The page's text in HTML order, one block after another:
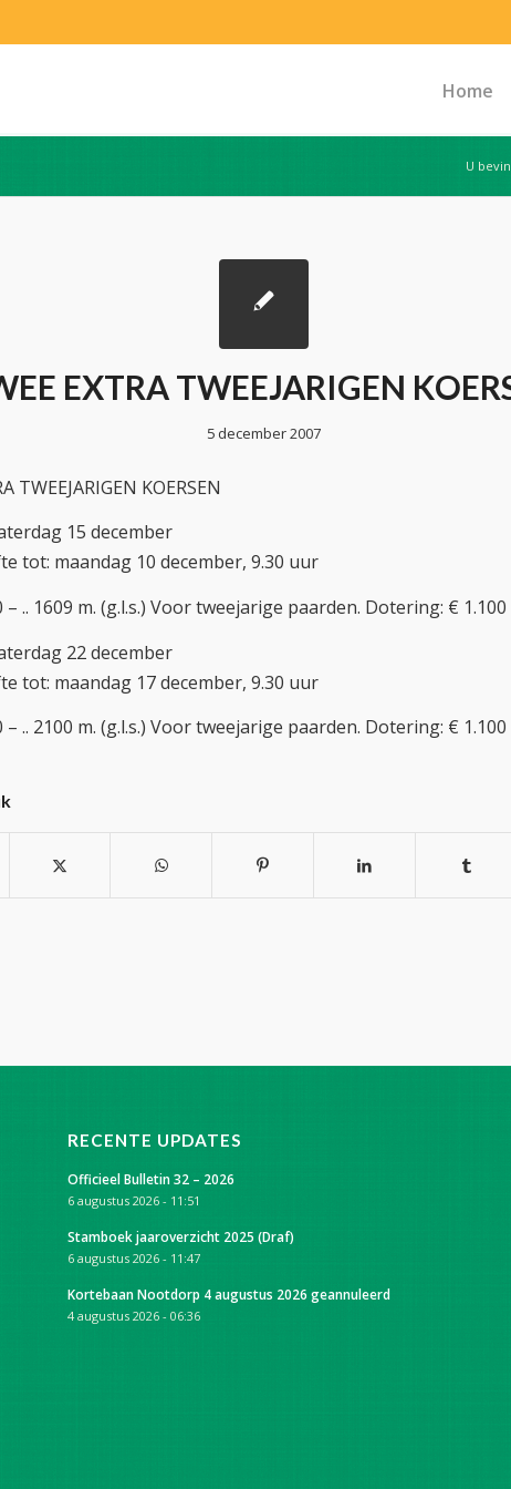
Home
U
EXTRA TWEEJARIGEN
5 december 2007
TWEEJARIGEN KOERSEN
15 december
tot: maandag 10 december, 9.30 uur
– .. 1609 m. (g.l.s.) Voor tweejarige paarden. Dotering: € 1.100
22 december
tot: maandag 17 december, 9.30 uur
– .. 2100 m. (g.l.s.) Voor tweejarige paarden. Dotering: € 1.100
RECENTE UPDATES
Officieel Bulletin 32 – 2026
6 augustus 2026 - 11:51
Stamboek jaaroverzicht 2025 (Draf)
6 augustus 2026 - 11:47
Kortebaan Nootdorp 4 augustus 2026 geannuleerd
4 augustus 2026 - 06:36